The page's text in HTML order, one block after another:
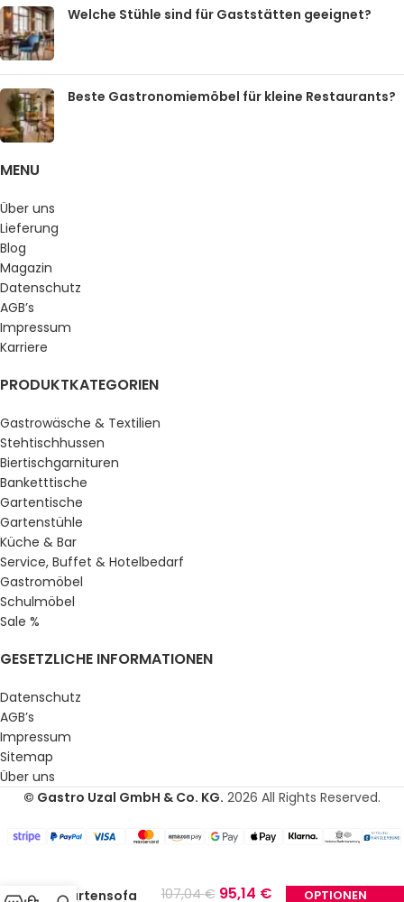
Welche Stühle sind für Gaststätten geeignet?
Beste Gastronomiemöbel für kleine Restaurants?
MENU
Über uns
Lieferung
Blog
Magazin
Datenschutz
AGB’s
Impressum
Karriere
PRODUKTKATEGORIEN
Gastrowäsche & Textilien
Stehtischhussen
Biertischgarnituren
Banketttische
Gartentische
Gartenstühle
Küche & Bar
Service, Buffet & Hotelbedarf
Gastromöbel
Schulmöbel
Sale %
GESETZLICHE INFORMATIONEN
Datenschutz
AGB’s
Impressum
Sitemap
Über uns
© Gastro Uzal GmbH & Co. KG. 2026 All Rights Reserved.
Gartensofa 107,04€ 95,14 € OPTIONEN